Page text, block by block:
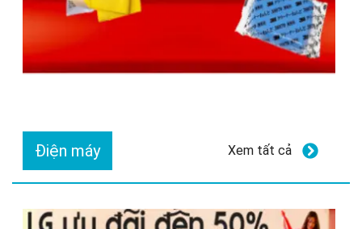
Điện máy Xem tất cả